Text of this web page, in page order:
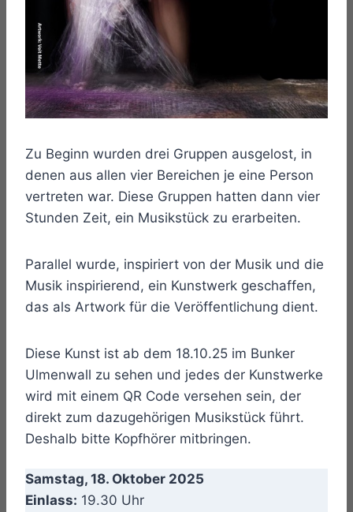
Zu Beginn wurden drei Gruppen ausgelost, in
denen aus allen vier Bereichen je eine Person
vertreten war. Diese Gruppen hatten dann vier
Stunden Zeit, ein Musikstück zu erarbeiten.
Parallel wurde, inspiriert von der Musik und die
Musik inspirierend, ein Kunstwerk geschaffen,
das als Artwork für die Veröffentlichung dient.
Diese Kunst ist ab dem 18.10.25 im Bunker
Ulmenwall zu sehen und jedes der Kunstwerke
wird mit einem QR Code versehen sein, der
direkt zum dazugehörigen Musikstück führt.
Deshalb bitte Kopfhörer mitbringen.
Samstag, 18. Oktober 2025
Einlass: 19.30 Uhr